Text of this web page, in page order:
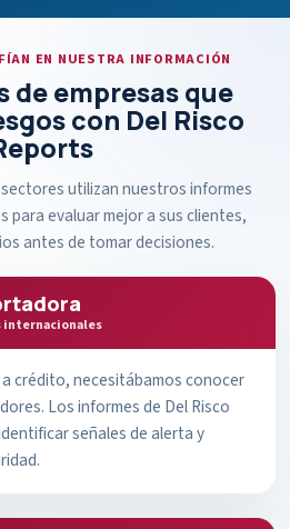
EN NUESTRA INFORMACIÓN
de empresas que
con Del Risco
utilizan nuestros informes
para evaluar mejor a sus clientes,
antes de tomar decisiones.
internacionales
crédito, necesitábamos conocer
Los informes de Del Risco
señales de alerta y